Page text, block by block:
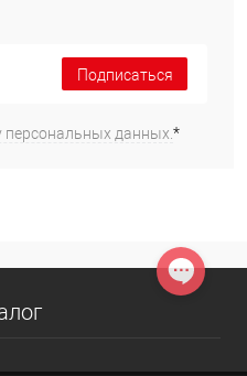
Подписаться
персональных данных.*